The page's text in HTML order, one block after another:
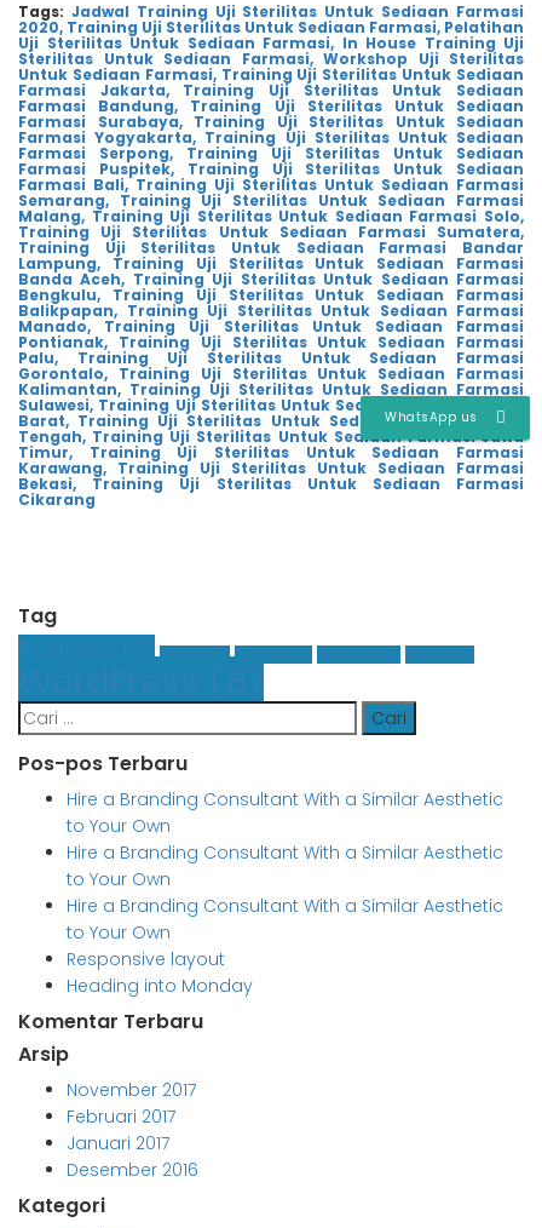
Tags: Jadwal Training Uji Sterilitas Untuk Sediaan Farmasi
2020, Training Uji Sterilitas Untuk Sediaan Farmasi, Pelatihan
Uji Sterilitas Untuk Sediaan Farmasi, In House Training Uji
Sterilitas Untuk Sediaan Farmasi, Workshop Uji Sterilitas
Untuk Sediaan Farmasi, Training Uji Sterilitas Untuk Sediaan
Farmasi Jakarta, Training Uji Sterilitas Untuk Sediaan
Farmasi Bandung, Training Uji Sterilitas Untuk Sediaan
Farmasi Surabaya, Training Uji Sterilitas Untuk Sediaan
Farmasi Yogyakarta, Training Uji Sterilitas Untuk Sediaan
Farmasi Serpong, Training Uji Sterilitas Untuk Sediaan
Farmasi Puspitek, Training Uji Sterilitas Untuk Sediaan
Farmasi Bali, Training Uji Sterilitas Untuk Sediaan Farmasi
Semarang, Training Uji Sterilitas Untuk Sediaan Farmasi
Malang, Training Uji Sterilitas Untuk Sediaan Farmasi Solo,
Training Uji Sterilitas Untuk Sediaan Farmasi Sumatera,
Training Uji Sterilitas Untuk Sediaan Farmasi Bandar
Lampung, Training Uji Sterilitas Untuk Sediaan Farmasi
Banda Aceh, Training Uji Sterilitas Untuk Sediaan Farmasi
Bengkulu, Training Uji Sterilitas Untuk Sediaan Farmasi
Balikpapan, Training Uji Sterilitas Untuk Sediaan Farmasi
Manado, Training Uji Sterilitas Untuk Sediaan Farmasi
Pontianak, Training Uji Sterilitas Untuk Sediaan Farmasi
Palu, Training Uji Sterilitas Untuk Sediaan Farmasi
Gorontalo, Training Uji Sterilitas Untuk Sediaan Farmasi
Kalimantan, Training Uji Sterilitas Untuk Sediaan Farmasi
Sulawesi, Training Uji Sterilitas Untuk Sediaan Farmasi Jawa
Barat, Training Uji Sterilitas Untuk Sediaan Farmasi Jawa
Tengah, Training Uji Sterilitas Untuk Sediaan Farmasi Jawa
Timur, Training Uji Sterilitas Untuk Sediaan Farmasi
Karawang, Training Uji Sterilitas Untuk Sediaan Farmasi
Bekasi, Training Uji Sterilitas Untuk Sediaan Farmasi
Cikarang
Tag
Business (3)
WordPress (8)
Cari
untuk:
Pos-pos Terbaru
Hire a Branding Consultant With a Similar Aesthetic
to Your Own
Hire a Branding Consultant With a Similar Aesthetic
to Your Own
Hire a Branding Consultant With a Similar Aesthetic
to Your Own
Responsive layout
Heading into Monday
Komentar Terbaru
Arsip
November 2017
Februari 2017
Januari 2017
Desember 2016
Kategori
WhatsApp us